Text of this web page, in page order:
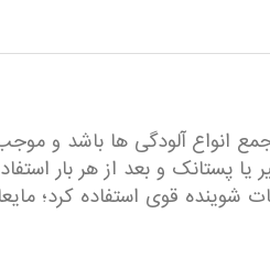
انواع آلودگی ها باشد و
و بعد از هر بار
شوینده قوی استفاده